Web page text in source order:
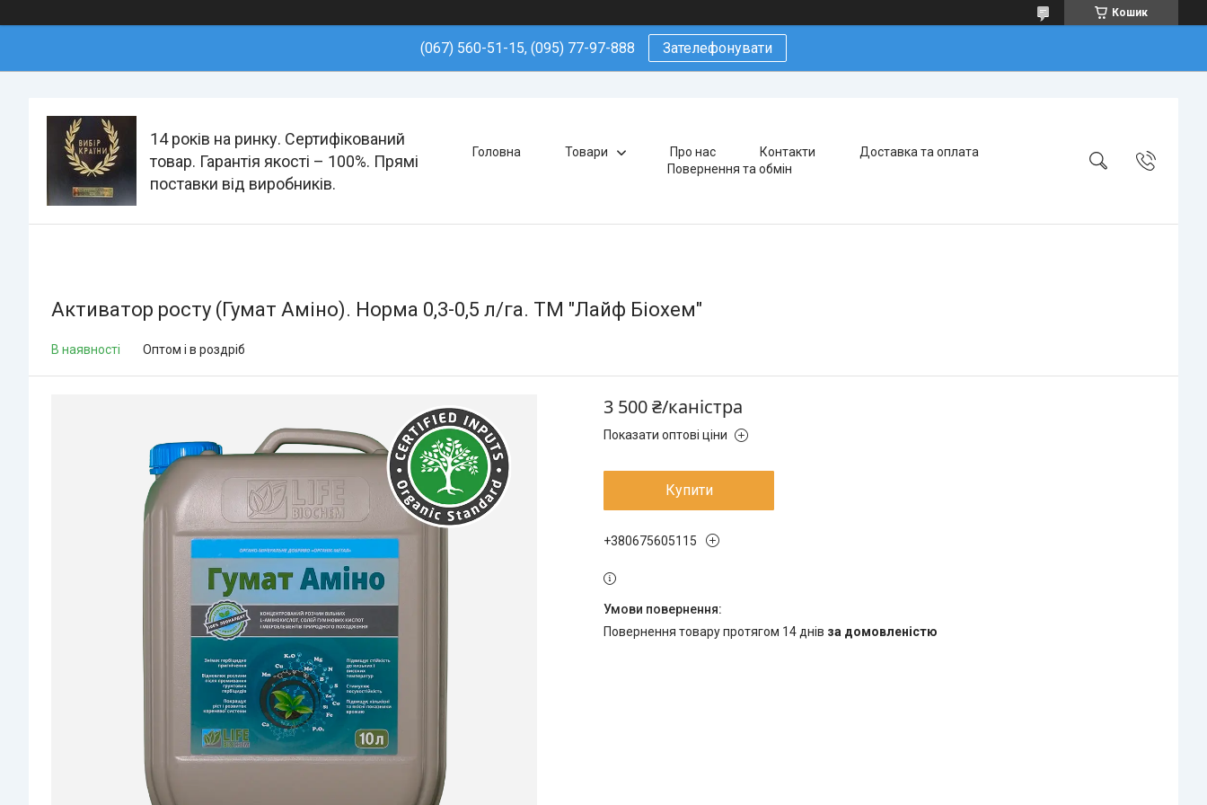
Кошик
(067) 560-51-15, (095) 77-97-888 Зателефонувати
14 років на ринку. Сертифікований
товар. Гарантія якості – 100%. Прямі
поставки від виробників.
Головна Товари Про нас Контакти
Доставка та оплата
Повернення та обмін
Активатор росту (Гумат Аміно). Норма 0,3-0,5 л/га. ТМ "Лайф Біохем"
В наявності Оптом і в роздріб
3 500 ₴/каністра
Показати оптові ціни
Купити
+380675605115
повернення товару протягом 14 днів за домовленістю